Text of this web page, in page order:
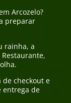
Arcozelo?
preparar
rainha, a
de checkout e
entrega de